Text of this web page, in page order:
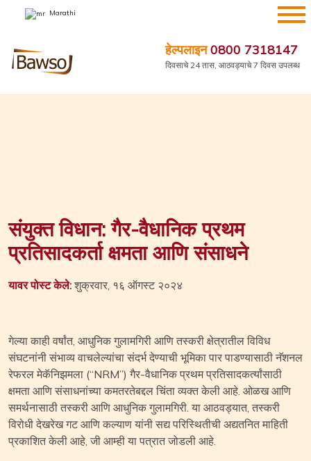
सामग्रीवर
Marathi
हेल्पलाइन0800 7318147
दिवसाचे 24 तास, आठवड्याचे 7 दिवस उपलब्ध
संयुक्त विधान: गैर-वैधानिक प्रथम
प्रतिसादकर्ता क्षमता आणि संसाधने
यावर पोस्ट केले: शुक्रवार, १६ ऑगस्ट २०२४
गेल्या काही वर्षांत, आधुनिक गुलामगिरी आणि तस्करी क्षेत्रातील विविध
संघटनांनी संभाव्य वाचलेल्यांचा संदर्भ देण्याची भूमिका पार पाडण्यासाठी नॅशनल
रेफरल मेकॅनिझमला (“NRM”) गैर-वैधानिक प्रथम प्रतिसादकर्त्यांसाठी
क्षमता आणि संसाधनांच्या कमतरतेबद्दल चिंता व्यक्त केली आहे. ओळख आणि
समर्थनासाठी तस्करी आणि आधुनिक गुलामगिरी. या आठवड्यात, तस्करी
विरोधी देखरेख गट आणि कल्याण यांनी सद्य परिस्थितीची अद्यतनित माहिती
प्रकाशित केली आहे, जी आम्ही या पत्रात जोडली आहे.